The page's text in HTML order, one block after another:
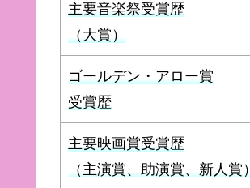
主要音楽祭受賞歴
（大賞）
ゴールデン・アロー賞
受賞歴
主要映画賞受賞歴
（主演賞、助演賞、新人賞）